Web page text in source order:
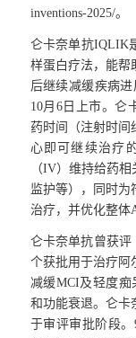
inventions-2025/。
仑卡奈单抗IQLIK
样蛋白疗法，能帮
后继续减缓疾病
10月6日上市。仑
药时间（注射时间
心即可继续治疗
（IV）维持给药
监护等），同时
治疗，并优化整体
仑卡奈单抗曾获评
个获批用于治疗阿
减缓MCI及轻度痴
和功能衰退。仑卡
于审评审批阶段